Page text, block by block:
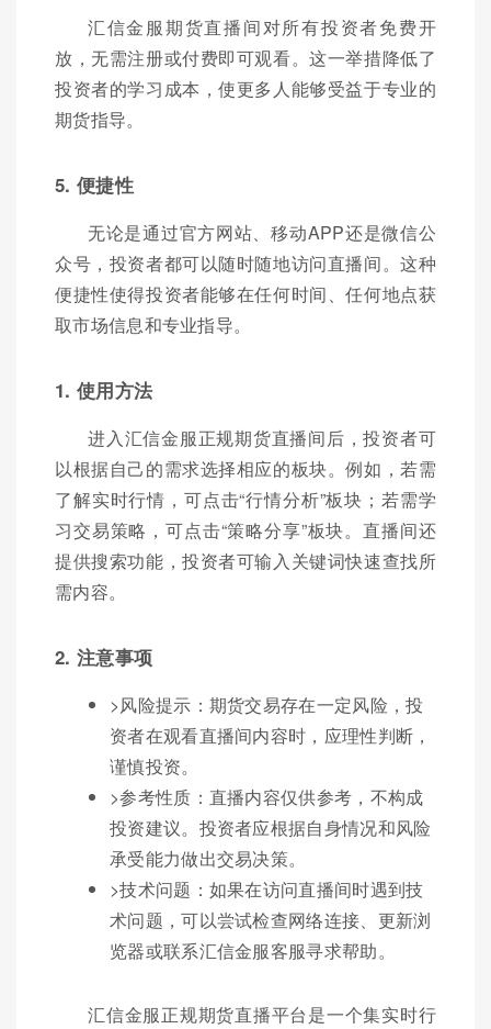
汇信金服期货直播间对所有投资者免费开
放，无需注册或付费即可观看。这一举措降低了
投资者的学习成本，使更多人能够受益于专业的
期货指导。
5. 便捷性
无论是通过官方网站、移动APP还是微信公
众号，投资者都可以随时随地访问直播间。这种
便捷性使得投资者能够在任何时间、任何地点获
取市场信息和专业指导。
1. 使用方法
进入汇信金服正规期货直播间后，投资者可
以根据自己的需求选择相应的板块。例如，若需
了解实时行情，可点击“行情分析”板块；若需学
习交易策略，可点击“策略分享”板块。直播间还
提供搜索功能，投资者可输入关键词快速查找所
需内容。
2. 注意事项
>风险提示：期货交易存在一定风险，投
资者在观看直播间内容时，应理性判断，
谨慎投资。
>参考性质：直播内容仅供参考，不构成
投资建议。投资者应根据自身情况和风险
承受能力做出交易决策。
>技术问题：如果在访问直播间时遇到技
术问题，可以尝试检查网络连接、更新浏
览器或联系汇信金服客服寻求帮助。
汇信金服正规期货直播平台是一个集实时行